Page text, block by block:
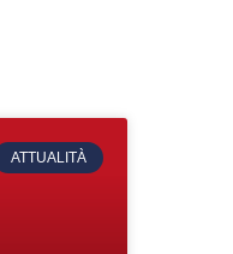
ATTUALITÀ